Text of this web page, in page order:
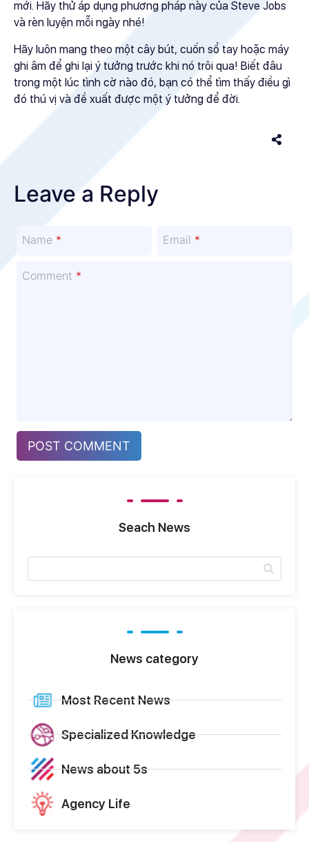
mới. Hãy thử áp dụng phương pháp này của Steve Jobs
và rèn luyện mỗi ngày nhé!
Hãy luôn mang theo một cây bút, cuốn sổ tay hoặc máy
ghi âm để ghi lại ý tưởng trước khi nó trôi qua! Biết đâu
trong một lúc tình cờ nào đó, bạn có thể tìm thấy điều gì
đó thú vị và đề xuất được một ý tưởng để đời.
Leave a Reply
Comment *
Name * Email *
Seach News
News category
Most Recent News
Specialized Knowledge
News about 5s
Agency Life